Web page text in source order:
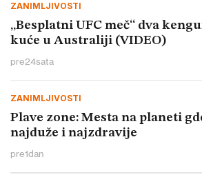
ZANIMLJIVOSTI
„Besplatni UFC meč“ dva
kuće u Australiji (VIDEO)
pre24sata
ZANIMLJIVOSTI
Plave zone: Mesta na planeti
najduže i najzdravije
pre1dan